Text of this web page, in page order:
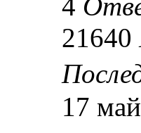
21640
17